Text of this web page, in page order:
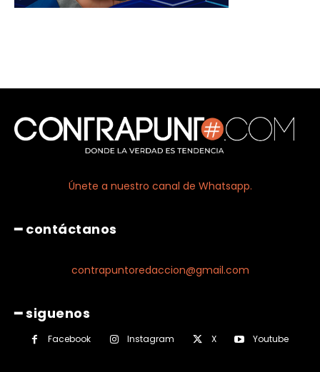
Únete a nuestro canal de Whatsapp.
━ contáctanos
contrapuntoredaccion@gmail.com
━ siguenos
Facebook Instagram X Youtube